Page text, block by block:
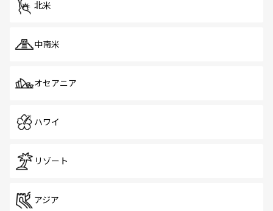
北米
中南米
オセアニア
ハワイ
リゾート
アジア